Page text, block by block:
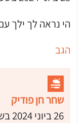
הי נראה לך ילך
הגב
שחר חן פודיק
26 ביוני 2024 בשעה 1:46